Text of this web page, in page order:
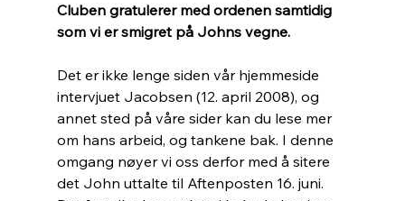
Cluben gratulerer med ordenen samtidig
som vi er smigret på Johns vegne.
Det er ikke lenge siden vår hjemmeside
intervjuet Jacobsen (12. april 2008), og
annet sted på våre sider kan du lese mer
om hans arbeid, og tankene bak. I denne
omgang nøyer vi oss derfor med å sitere
det John uttalte til Aftenposten 16. juni.